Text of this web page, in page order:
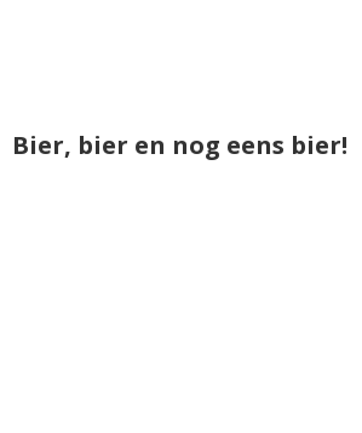
Bier, bier en nog eens bier!